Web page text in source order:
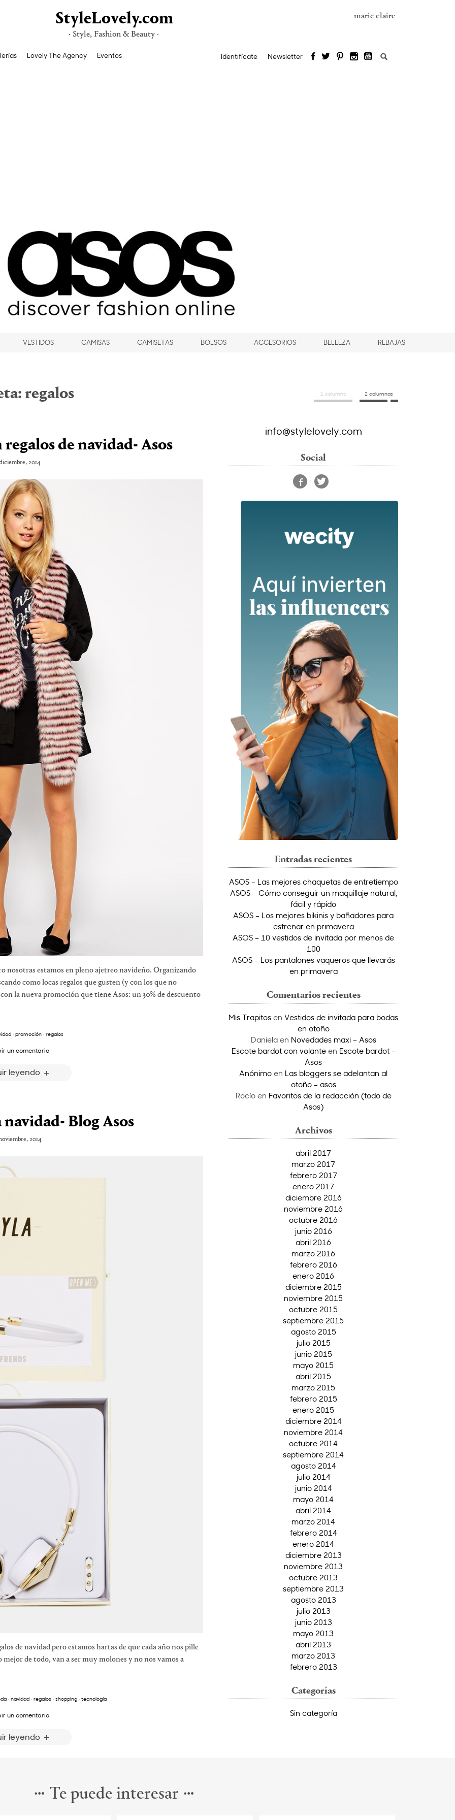
StyleLovely.com
· Style, Fashion & Beauty ·
marie claire
Lovely The Agency Eventos Identifícate Newsletter Buscar:
VESTIDOS CAMISAS CAMISETAS BOLSOS ACCESORIOS BELLEZA REBAJAS
regalos
regalos de navidad- Asos
2014
nosotras estamos en pleno ajetreo navideño. Organizando
como locas regalos que gusten (y con los que no
la nueva promoción que tiene Asos: un 30% de descuento
· promoción· regalos
un comentario
leyendo
navidad- Blog Asos
2014
de navidad pero estamos hartas de que cada año nos pille
de todo, van a ser muy molones y no nos vamos a
· navidad · regalos · shopping · tecnología
un comentario
leyendo
1 columna 2 columnas
info@stylelovely.com
Social
Entradas recientes
ASOS – Las mejores chaquetas de entretiempo
ASOS – Cómo conseguir un maquillaje natural,
fácil y rápido
ASOS – Los mejores bikinis y bañadores para
estrenar en primavera
ASOS – 10 vestidos de invitada por menos de
100
ASOS – Los pantalones vaqueros que llevarás
en primavera
Comentarios recientes
Mis Trapitos en Vestidos de invitada para bodas
en otoño
Danielaen Novedades maxi – Asos
Escote bardot con volanteen Escote bardot –
Asos
Anónimo en Las bloggers se adelantan al
otoño – asos
Rocíoen Favoritos de la redacción (todo de
Asos)
Archivos
abril 2017
marzo 2017
febrero 2017
enero 2017
diciembre 2016
noviembre 2016
octubre 2016
junio 2016
abril 2016
marzo 2016
febrero 2016
enero 2016
diciembre 2015
noviembre 2015
octubre 2015
septiembre 2015
agosto 2015
julio 2015
junio 2015
mayo 2015
abril 2015
marzo 2015
febrero 2015
enero 2015
diciembre 2014
noviembre 2014
octubre 2014
septiembre 2014
agosto 2014
julio 2014
junio 2014
mayo 2014
abril 2014
marzo 2014
febrero 2014
enero 2014
diciembre 2013
noviembre 2013
octubre 2013
septiembre 2013
agosto 2013
julio 2013
junio 2013
mayo 2013
abril 2013
marzo 2013
febrero 2013
Categorías
Sin categoría
Te puede interesar